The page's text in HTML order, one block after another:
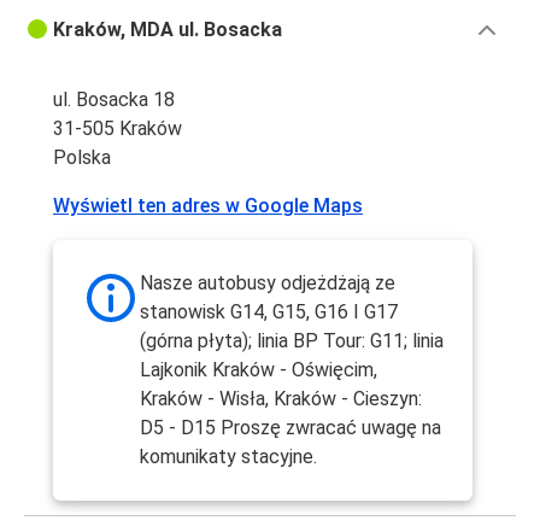
Kraków, MDA ul. Bosacka
ul. Bosacka 18
31-505 Kraków
Polska
Wyświetl ten adres w Google Maps
Nasze autobusy odjeżdżają ze
stanowisk G14, G15, G16 I G17
(górna płyta); linia BP Tour: G11; linia
Lajkonik Kraków - Oświęcim,
Kraków - Wisła, Kraków - Cieszyn:
D5 - D15 Proszę zwracać uwagę na
komunikaty stacyjne.